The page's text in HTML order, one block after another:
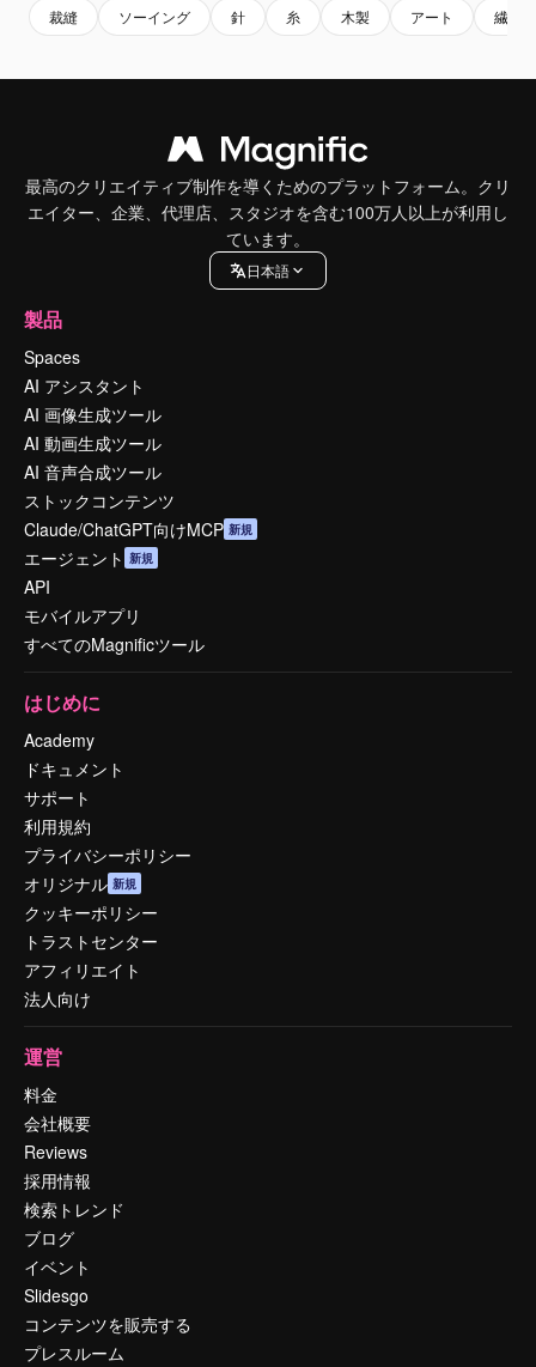
裁縫 ソーイング 針 糸 木製 アート 繊維
最高のクリエイティブ制作を導くためのプラットフォーム。クリ
エイター、企業、代理店、スタジオを含む100万人以上が利用し
ています。
日本語
製品
Spaces
AI アシスタント
AI 画像生成ツール
AI 動画生成ツール
AI 音声合成ツール
ストックコンテンツ
Claude/ChatGPT向けMCP 新規
エージェント 新規
API
モバイルアプリ
すべてのMagnificツール
はじめに
Academy
ドキュメント
サポート
利用規約
プライバシーポリシー
オリジナル 新規
クッキーポリシー
トラストセンター
アフィリエイト
法人向け
運営
料金
会社概要
Reviews
採用情報
検索トレンド
ブログ
イベント
Slidesgo
コンテンツを販売する
プレスルーム